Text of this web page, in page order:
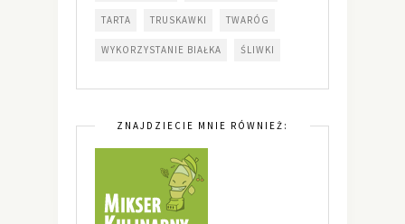
TARTA TRUSKAWKI TWARÓG
WYKORZYSTANIE BIAŁKA ŚLIWKI
ZNAJDZIECIE MNIE RÓWNIEŻ: